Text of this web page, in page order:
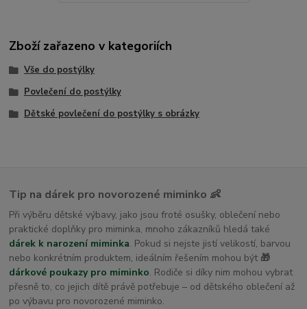
Zboží zařazeno v kategoriích
Vše do postýlky
Povlečení do postýlky
Dětské povlečení do postýlky s obrázky
Tip na dárek pro novorozené miminko 👶
Při výběru dětské výbavy, jako jsou froté osušky, oblečení nebo
praktické doplňky pro miminka, mnoho zákazníků hledá také
dárek k narození miminka. Pokud si nejste jistí velikostí, barvou
nebo konkrétním produktem, ideálním řešením mohou být 🎁
dárkové poukazy pro miminko. Rodiče si díky nim mohou vybrat
přesně to, co jejich dítě právě potřebuje – od dětského oblečení až
po výbavu pro novorozené miminko.